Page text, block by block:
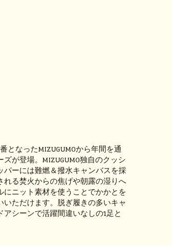
となったMIZUGUMOから年間を通
が登場。MIZUGUMO独自のクッシ
パーには難燃＆撥水キャンバスを採
れる焚火からの焦げや朝露の湿りへ
ニット素材を使うことでかかとを
ただけます。脱ぎ履きの多いキャ
シーンで活躍間違いなしの1足と